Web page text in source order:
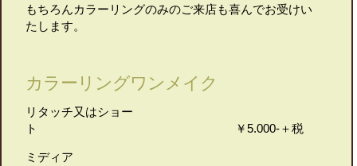
もちろんカラーリングのみのご来店も喜んでお受けい
たします。
カラーリングワンメイク
リタッチ又はショー
ト ￥5.000-＋税
ミディア